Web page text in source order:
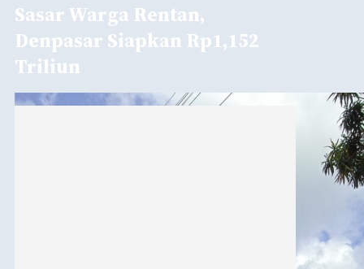
Sasar Warga Rentan,
Denpasar Siapkan Rp1,152
Triliun